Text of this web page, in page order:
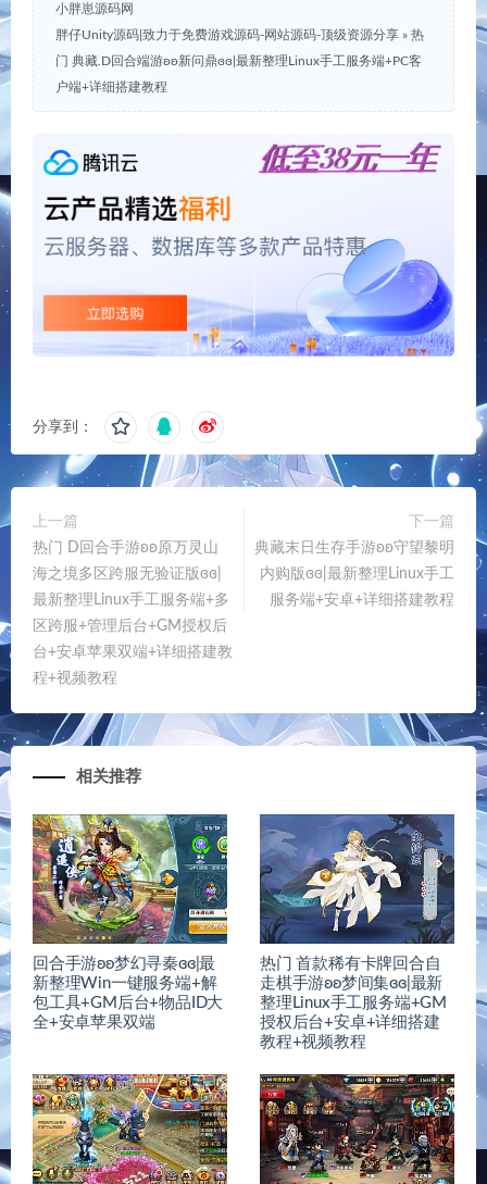
小胖崽源码网
胖仔Unity源码|致力于免费游戏源码-网站源码-顶级资源分享 » 热
门 典藏.D回合端游ʚʚ新问鼎ɞɞ|最新整理Linux手工服务端+PC客
户端+详细搭建教程
分享到：
上一篇
热门 D回合手游ʚʚ原万灵山
海之境多区跨服无验证版ɞɞ|
最新整理Linux手工服务端+多
区跨服+管理后台+GM授权后
台+安卓苹果双端+详细搭建教
程+视频教程
下一篇
典藏末日生存手游ʚʚ守望黎明
内购版ɞɞ|最新整理Linux手工
服务端+安卓+详细搭建教程
相关推荐
回合手游ʚʚ梦幻寻秦ɞɞ|最
新整理Win一键服务端+解
包工具+GM后台+物品ID大
全+安卓苹果双端
热门 首款稀有卡牌回合自
走棋手游ʚʚ梦间集ɞɞ|最新
整理Linux手工服务端+GM
授权后台+安卓+详细搭建
教程+视频教程